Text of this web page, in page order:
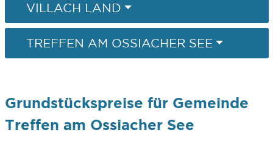
VILLACH LAND
TREFFEN AM OSSIACHER SEE
Grundstückspreise für Gemeinde
Treffen am Ossiacher See